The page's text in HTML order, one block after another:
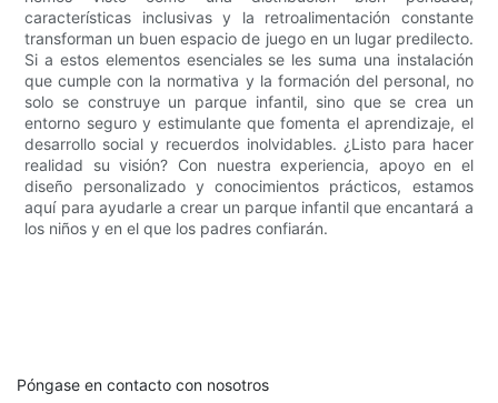
características inclusivas y la retroalimentación constante
transforman un buen espacio de juego en un lugar predilecto.
Si a estos elementos esenciales se les suma una instalación
que cumple con la normativa y la formación del personal, no
solo se construye un parque infantil, sino que se crea un
entorno seguro y estimulante que fomenta el aprendizaje, el
desarrollo social y recuerdos inolvidables. ¿Listo para hacer
realidad su visión? Con nuestra experiencia, apoyo en el
diseño personalizado y conocimientos prácticos, estamos
aquí para ayudarle a crear un parque infantil que encantará a
los niños y en el que los padres confiarán.
Póngase en contacto con nosotros